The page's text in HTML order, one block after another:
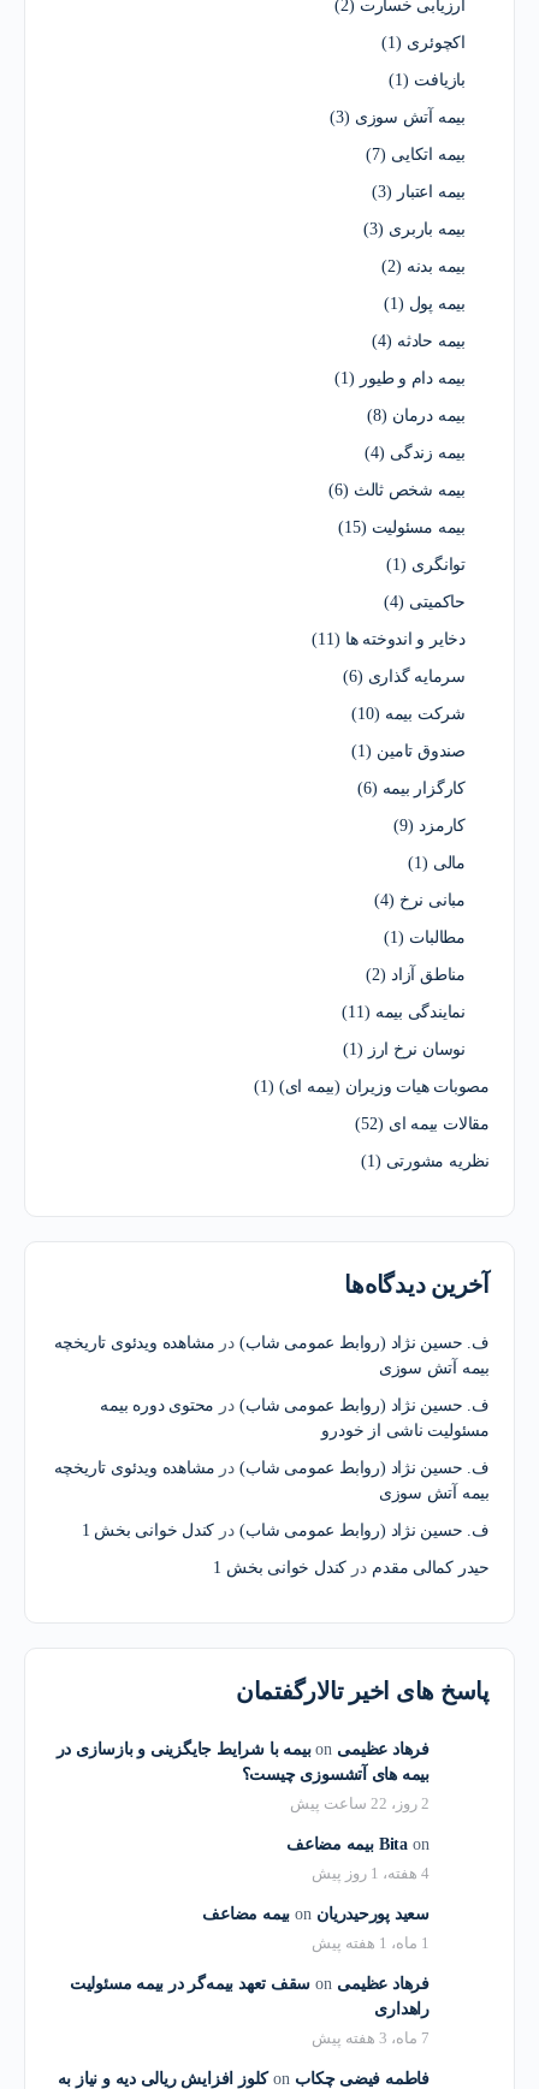
ارزیابی خسارت (2)
اکچوئری (1)
بازیافت (1)
بیمه آتش سوزی (3)
بیمه اتکایی (7)
بیمه اعتبار (3)
بیمه باربری (3)
بیمه بدنه (2)
بیمه پول (1)
بیمه حادثه (4)
بیمه دام و طیور (1)
بیمه درمان (8)
بیمه زندگی (4)
بیمه شخص ثالث (6)
بیمه مسئولیت (15)
توانگری (1)
حاکمیتی (4)
دخایر و اندوخته ها (11)
سرمایه گذاری (6)
شرکت بیمه (10)
صندوق تامین (1)
کارگزار بیمه (6)
کارمزد (9)
مالی (1)
مبانی نرخ (4)
مطالبات (1)
مناطق آزاد (2)
نمایندگی بیمه (11)
نوسان نرخ ارز (1)
مصوبات هیات وزیران (بیمه ای) (1)
مقالات بیمه ای (52)
نظریه مشورتی (1)
آخرین دیدگاه‌ها
ف. حسین نژاد (روابط عمومی شاب)در مشاهده ویدئوی تاریخچه
بیمه آتش سوزی
ف. حسین نژاد (روابط عمومی شاب)در محتوی دوره بیمه
مسئولیت ناشی از خودرو
ف. حسین نژاد (روابط عمومی شاب)در مشاهده ویدئوی تاریخچه
بیمه آتش سوزی
ف. حسین نژاد (روابط عمومی شاب)در کندل خوانی بخش 1
حیدر کمالی مقدم در کندل خوانی بخش 1
پاسخ های اخیر تالارگفتمان
فرهاد عظیمی
بیمه با شرایط جایگزینی و بازسازی در
بیمه های آتشسوزی چیست؟
2 روز، 22 ساعت پیش
Bita on
بیمه مضاعف
4 هفته، 1 روز پیش
سعید پورحیدریان
بیمه مضاعف
1 ماه، 1 هفته پیش
فرهاد عظیمی
سقف تعهد بیمه‌گر در بیمه مسئولیت
راهداری
7 ماه، 3 هفته پیش
فاطمه فیضی چکاب
کلوز افزایش ریالی دیه و نیاز به